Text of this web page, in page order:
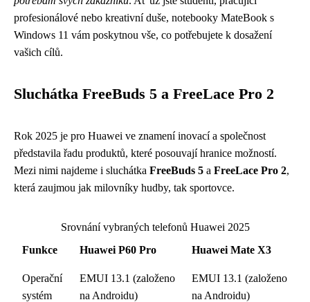
profesionálové nebo kreativní duše, notebooky MateBook s
Windows 11 vám poskytnou vše, co potřebujete k dosažení
vašich cílů.
Sluchátka FreeBuds 5 a FreeLace Pro 2
Rok 2025 je pro Huawei ve znamení inovací a společnost
představila řadu produktů, které posouvají hranice možností.
Mezi nimi najdeme i sluchátka FreeBuds 5 a FreeLace Pro 2,
která zaujmou jak milovníky hudby, tak sportovce.
Srovnání vybraných telefonů Huawei 2025
Funkce
Huawei P60 Pro Huawei Mate X3
Operační
systém
EMUI 13.1 (založeno
na Androidu)
EMUI 13.1 (založeno
na Androidu)